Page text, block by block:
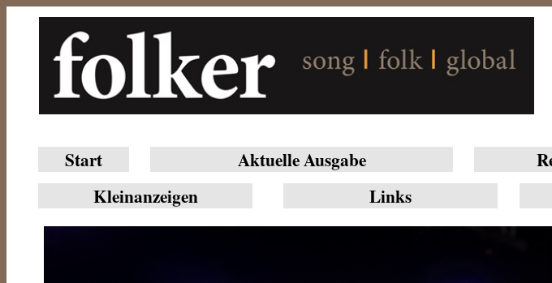
Start Aktuelle Ausgabe
Klein­anzeigen
Links